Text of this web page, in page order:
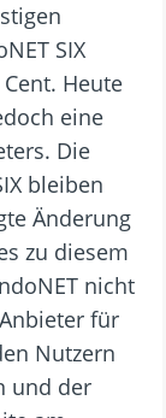
SIX
Heute
eine
Die
bleiben
Änderung
zu diesem
nicht
für
Nutzern
und der